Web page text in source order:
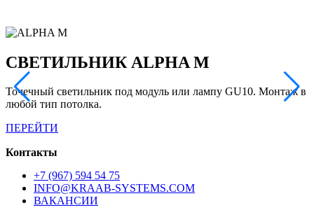
СВЕТИЛЬНИК ALPHA M
Точечный светильник под модуль или лампу GU10. Монтаж в
любой тип потолка.
ПЕРЕЙТИ
Контакты
+7 (967) 594 54 75
INFO@KRAAB-SYSTEMS.COM
ВАКАНСИИ